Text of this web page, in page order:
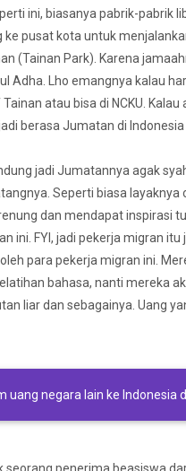
ini, biasanya pabrik-pabrik
ke pusat kota untuk
(Tainan Park). Karena
Adha. Lho emangnya kalau
atau bisa di NCKU.
berasa Jumatan di
jadi Jumatannya agak
Seperti biasa
dan mendapat inspirasi
ini. FYI, jadi pekerja migran
para pekerja migran ini.
bahasa, nanti mereka
liar dan sebagainya. Uang
uang negara lain ke Indonesia